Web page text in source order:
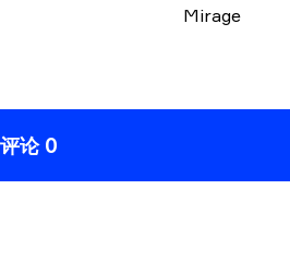
Mirage
评论 0